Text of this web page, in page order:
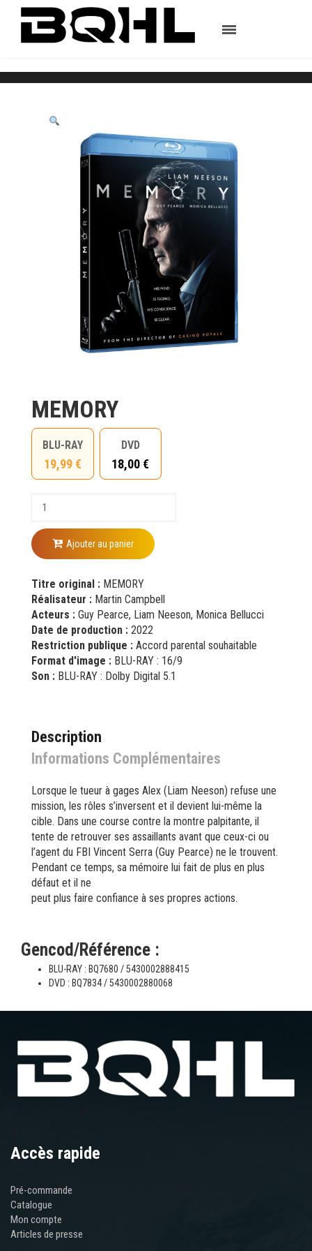
MEMORY
BLU-RAY
19,99 €
DVD
18,00 €
Ajouter au panier
Titre original : MEMORY
Réalisateur : Martin Campbell
Acteurs : Guy Pearce, Liam Neeson, Monica Bellucci
Date de production : 2022
Restriction publique : Accord parental souhaitable
Format d'image : BLU-RAY : 16/9
Son : BLU-RAY : Dolby Digital 5.1
Description
Informations Complémentaires
Lorsque le tueur à gages Alex (Liam Neeson) refuse une
mission, les rôles s’inversent et il devient lui-même la
cible. Dans une course contre la montre palpitante, il
tente de retrouver ses assaillants avant que ceux-ci ou
l’agent du FBI Vincent Serra (Guy Pearce) ne le trouvent.
Pendant ce temps, sa mémoire lui fait de plus en plus
défaut et il ne
peut plus faire confiance à ses propres actions.
Gencod/Référence :
BLU-RAY : BQ7680 / 5430002888415
DVD : BQ7834 / 5430002880068
Accès rapide
Pré-commande
Catalogue
Mon compte
Articles de presse